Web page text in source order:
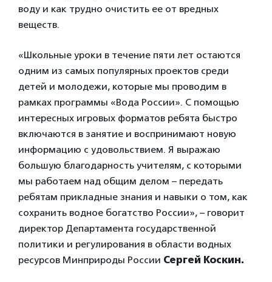
воду и как трудно очистить ее от вредных
веществ.
«Школьные уроки в течение пяти лет остаются
одним из самых популярных проектов среди
детей и молодежи, которые мы проводим в
рамках программы «Вода России». С помощью
интересных игровых форматов ребята быстро
включаются в занятие и воспринимают новую
информацию с удовольствием. Я выражаю
большую благодарность учителям, с которыми
мы работаем над общим делом – передать
ребятам прикладные знания и навыки о том, как
сохранить водное богатство России», – говорит
директор Департамента государственной
политики и регулирования в области водных
ресурсов Минприроды России Сергей Коскин.